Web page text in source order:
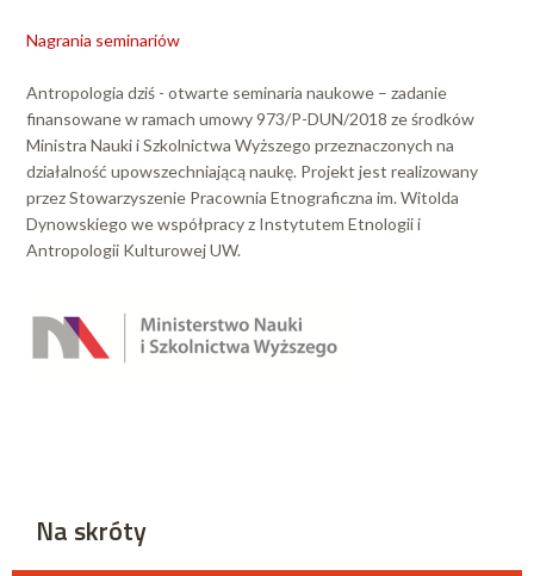
Nagrania seminariów
Antropologia dziś - otwarte seminaria naukowe – zadanie
finansowane w ramach umowy 973/P-DUN/2018 ze środków
Ministra Nauki i Szkolnictwa Wyższego przeznaczonych na
działalność upowszechniającą naukę. Projekt jest realizowany
przez Stowarzyszenie Pracownia Etnograficzna im. Witolda
Dynowskiego we współpracy z Instytutem Etnologii i
Antropologii Kulturowej UW.
Na skróty